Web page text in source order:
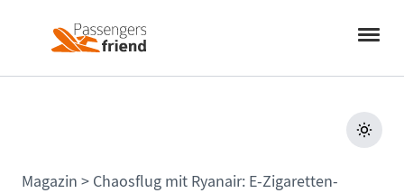
Magazin > Chaosflug mit Ryanair: E-Zigaretten-